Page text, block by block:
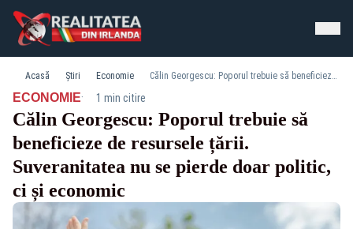
Acasă Știri Economie Călin Georgescu: Poporul trebuie să beneficieze de resursele țării. Suveranitatea nu se pierde doar politic, ci și economic
ECONOMIE· 1 min citire
Călin Georgescu: Poporul trebuie să
beneficieze de resursele țării.
Suveranitatea nu se pierde doar politic,
ci și economic